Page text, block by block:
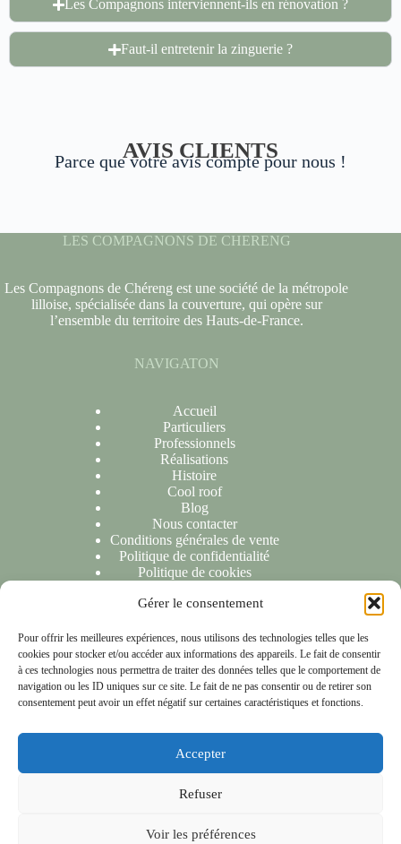
Gérer le consentement
Pour offrir les meilleures expériences, nous utilisons des technologies telles que les
cookies pour stocker et/ou accéder aux informations des appareils. Le fait de consentir
à ces technologies nous permettra de traiter des données telles que le comportement de
navigation ou les ID uniques sur ce site. Le fait de ne pas consentir ou de retirer son
consentement peut avoir un effet négatif sur certaines caractéristiques et fonctions.
Accepter
Refuser
Voir les préférences
Les Compagnons interviennent-ils en rénovation ?
Faut-il entretenir la zinguerie ?
AVIS CLIENTS
Parce que votre avis compte pour nous !
LES COMPAGNONS DE CHERENG
Les Compagnons de Chéreng est une société de la métropole
lilloise, spécialisée dans la couverture, qui opère sur
l’ensemble du territoire des Hauts-de-France.
NAVIGATON
Accueil
Particuliers
Professionnels
Réalisations
Histoire
Cool roof
Blog
Nous contacter
Conditions générales de vente
Politique de confidentialité
Politique de cookies
Nous sommes ravis de répondre à toutes vos demandes ou
questions. N'hésitez pas à nous contacter et nous vous
répondrons dans les 24 heures suivant la réception de votre
message.
NOTRE LOCALISATION
Copyright © 2026 - Les compagnons de chéreng